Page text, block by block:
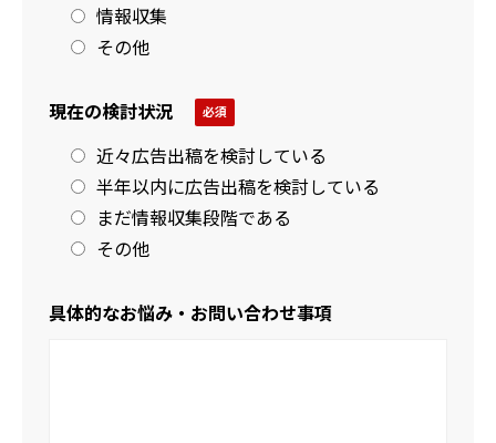
情報収集
その他
現在の検討状況
近々広告出稿を検討している
半年以内に広告出稿を検討している
まだ情報収集段階である
その他
具体的なお悩み・お問い合わせ事項